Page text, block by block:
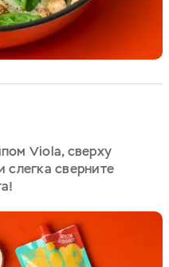
Viola, сверху
слегка сверните